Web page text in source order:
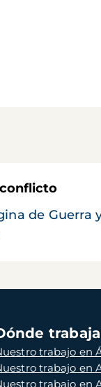
de Guerra
trabajo en
trabajo en
trabajo en